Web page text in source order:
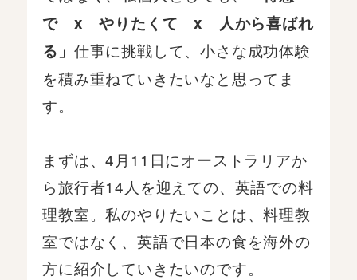
で x やりたくて x 人から喜ばれ
る」 仕事に挑戦して、小さな成功体験
を積み重ねていきたいなと思ってま
す。
まずは、4月11日にオーストラリアか
ら旅行者14人を迎えての、英語での料
理教室。私のやりたいことは、料理教
室ではなく、英語で日本の食を海外の
方に紹介していきたいのです。